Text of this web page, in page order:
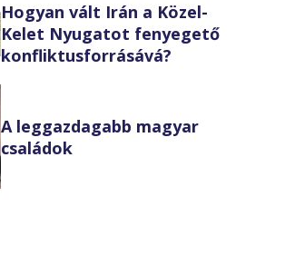
Hogyan vált Irán a Közel-
Kelet Nyugatot fenyegető
konfliktusforrásává?
A leggazdagabb magyar
családok